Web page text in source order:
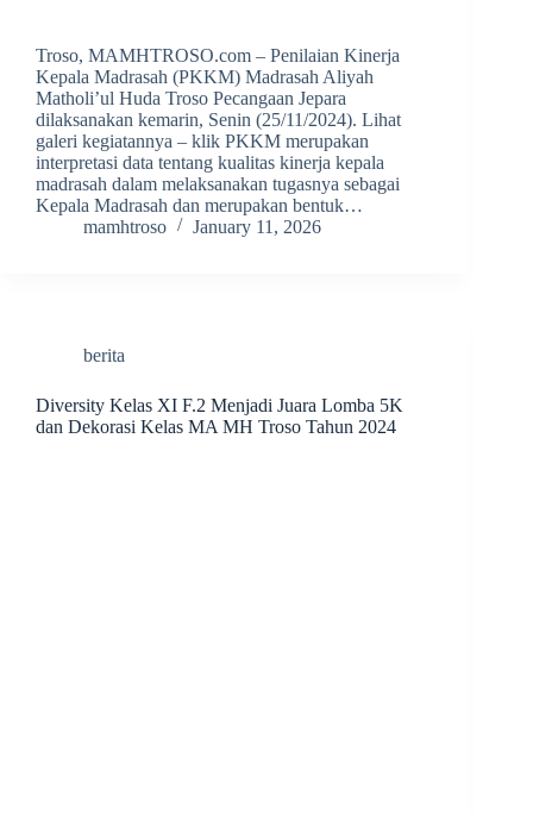
Troso, MAMHTROSO.com – Penilaian Kinerja
Kepala Madrasah (PKKM) Madrasah Aliyah
Matholi’ul Huda Troso Pecangaan Jepara
dilaksanakan kemarin, Senin (25/11/2024). Lihat
galeri kegiatannya – klik PKKM merupakan
interpretasi data tentang kualitas kinerja kepala
madrasah dalam melaksanakan tugasnya sebagai
Kepala Madrasah dan merupakan bentuk…
mamhtroso
January 11, 2026
berita
Diversity Kelas XI F.2 Menjadi Juara Lomba 5K
dan Dekorasi Kelas MA MH Troso Tahun 2024